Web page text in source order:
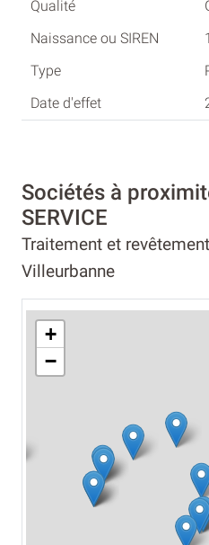
Sociétés à
SERVICE
Traitement et
Villeurbanne
+
−